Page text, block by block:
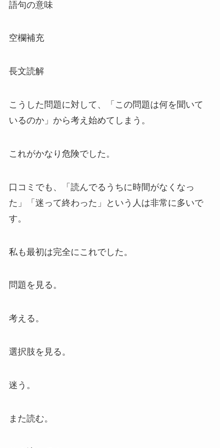
語句の意味
空欄補充
長文読解
こうした問題に対して、「この問題は何を聞いて
いるのか」から考え始めてしまう。
これがかなり危険でした。
口コミでも、「読んでるうちに時間がなくなっ
た」「迷って終わった」という人は非常に多いで
す。
私も最初は完全にこれでした。
問題を見る。
考える。
選択肢を見る。
迷う。
また読む。